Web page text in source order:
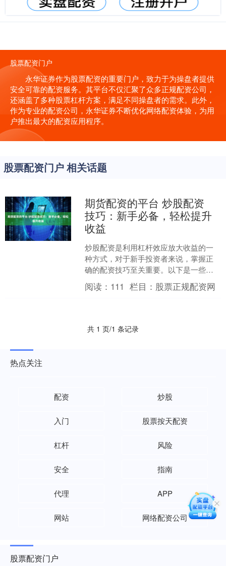
股票配资门户
永华证券作为股票配资的重要门户，致力于为操盘者提供
安全可靠的配资服务。其平台不仅汇聚了众多正规配资公司，
还涵盖了多种股票杠杆方案，满足不同操盘者的需求。此外，
作为专业的配资公司，永华证券不断优化网络配资体验，为用
户推出最大的配资应用程序。
股票配资门户 相关话题
期货配资的平台 炒股配资
技巧：新手必备，轻松提升
收益
炒股配资是利用杠杆效应放大收益的一
种方式，对于新手投资者来说，掌握正
确的配资技巧至关重要。以下是一些新
手必备的炒股配资技巧： * **监管资质：
**选择受国家相....
阅读： 111 栏目： 股票正规配资网
共 1 页/1 条记录
热点关注
配资 炒股
入门 股票按天配资
杠杆 风险
安全 指南
代理 APP
网站 网络配资公司
股票配资门户